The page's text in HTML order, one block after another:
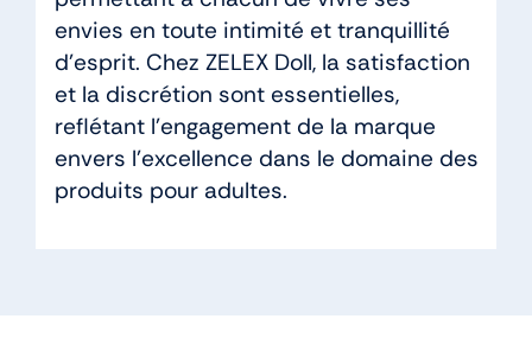
envies en toute intimité et tranquillité
d’esprit. Chez ZELEX Doll, la satisfaction
et la discrétion sont essentielles,
reflétant l’engagement de la marque
envers l’excellence dans le domaine des
produits pour adultes.